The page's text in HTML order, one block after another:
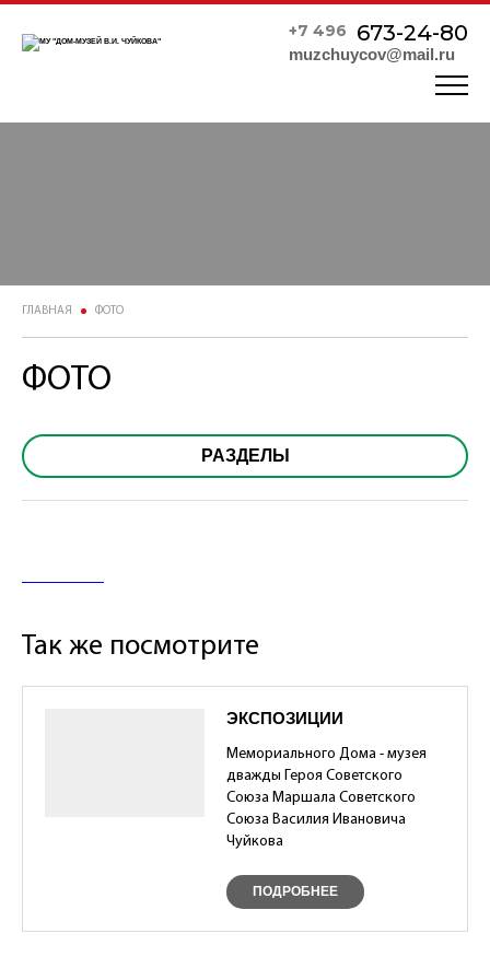
+7 496 673-24-80
muzchuycov@mail.ru
ГЛАВНАЯ ФОТО
ФОТО
РАЗДЕЛЫ
Так же посмотрите
ЭКСПОЗИЦИИ
Мемориального Дома - музея
дважды Героя Советского
Союза Маршала Советского
Союза Василия Ивановича
Чуйкова
ПОДРОБНЕЕ